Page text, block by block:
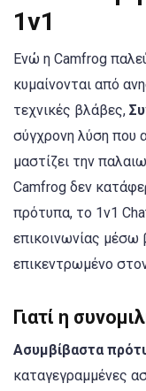
1v1
Ενώ η Camfrog
κυμαίνονται από
τεχνικές βλάβες,
σύγχρονη λύση που
μαστίζει την
Camfrog δεν
πρότυπα, το 1v1
επικοινωνίας μέσω
επικεντρωμένο
Γιατί η
Ασυμβίβαστα
καταγεγραμμένες